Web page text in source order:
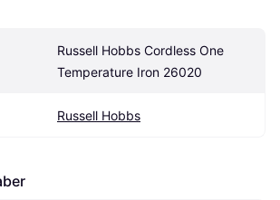
Russell Hobbs Cordless One
Temperature Iron 26020
Russell Hobbs